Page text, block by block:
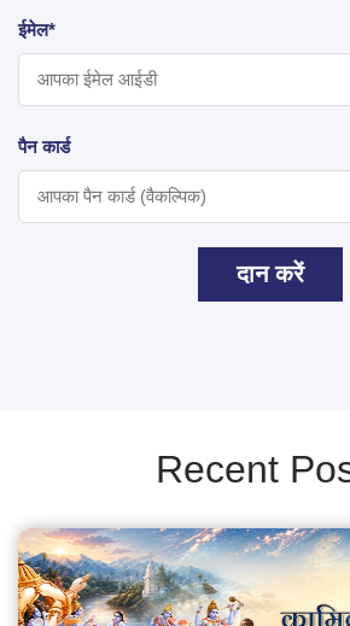
ईमेल*
पैन कार्ड
दान करें
Recent